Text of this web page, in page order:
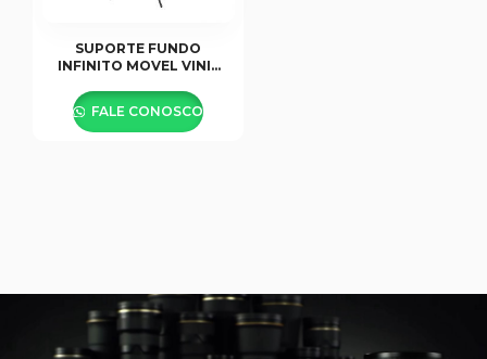
SUPORTE FUNDO
INFINITO MOVEL VINIL
GARRAS
FALE CONOSCO